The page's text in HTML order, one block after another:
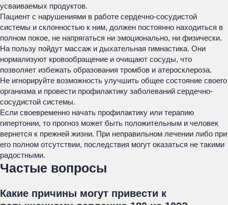
усваиваемых продуктов.
Пациент с нарушениями в работе сердечно-сосудистой
системы и склонностью к ним, должен постоянно находиться в
полном покое, не напрягаться ни эмоционально, ни физически.
На пользу пойдут массаж и дыхательная гимнастика. Они
нормализуют кровообращение и очищают сосуды, что
позволяет избежать образования тромбов и атеросклероза.
Не игнорируйте возможность улучшить общее состояние своего
организма и провести профилактику заболеваний сердечно-
сосудистой системы.
Если своевременно начать профилактику или терапию
гипертонии, то прогноз может быть положительным и человек
вернется к прежней жизни. При неправильном лечении либо при
его полном отсутствии, последствия могут оказаться не такими
радостными.
Частые вопросы
Какие причины могут привести к